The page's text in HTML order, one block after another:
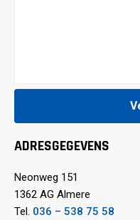
ADRESGEGEVENS
Neonweg 151
1362 AG Almere
Tel. 036 – 538 75 58